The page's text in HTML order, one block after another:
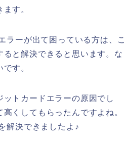
す。
ラーが出て困っている方は、こ
と解決できると思います。な
す。
トカードエラーの原因でし
くしてもらったんですよね。
解決できましたよ♪